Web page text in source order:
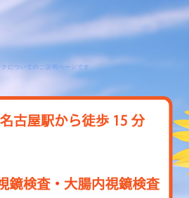
についてのご説明ページです